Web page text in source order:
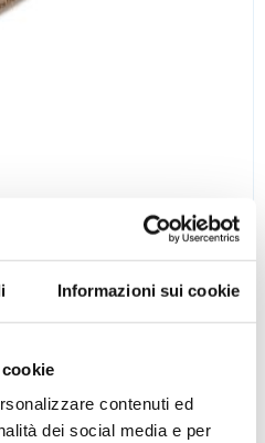
Informazioni sui cookie
contenuti ed
dei social media e per